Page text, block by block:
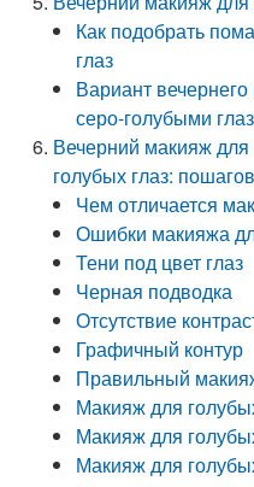
Как подобрать
глаз
Вариант
серо-голубыми
Вечерний макияж
голубых глаз:
Чем отличается
Ошибки макияжа
Тени под цвет глаз
Черная подводка
Отсутствие
Графичный контур
Правильный
Макияж для
Макияж для
Макияж для